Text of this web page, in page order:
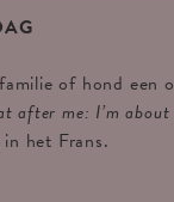
of hond een
after me: I’m
het Frans.